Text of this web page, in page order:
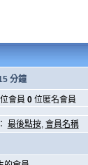
分鐘
會員 0位匿名會員
最後點按, 會員名稱